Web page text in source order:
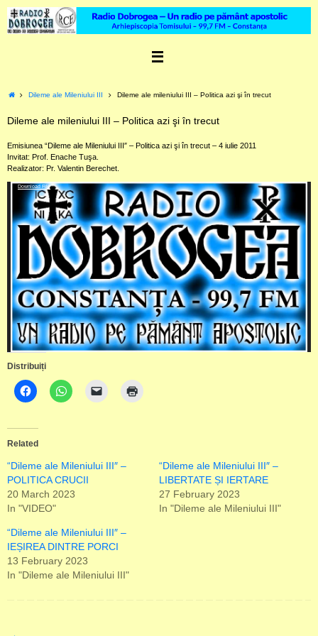
content
HomeDileme ale Mileniului III Dileme ale mileniului III – Politica azi şi în trecut
Dileme ale mileniului III – Politica azi şi în trecut
Emisiunea “Dileme ale Mileniului III″ – Politica azi şi în trecut – 4 iulie 2011
Invitat: Prof. Enache Tuşa.
Realizator: Pr. Valentin Berechet.
Video
Player
Download File
Distribuiți
Related
“Dileme ale Mileniului III″ –
POLITICA CRUCII
20 March 2023
In "VIDEO"
“Dileme ale Mileniului III″ –
LIBERTATE ȘI IERTARE
27 February 2023
In "Dileme ale Mileniului III"
“Dileme ale Mileniului III″ –
IEȘIREA DINTRE PORCI
13 February 2023
In "Dileme ale Mileniului III"